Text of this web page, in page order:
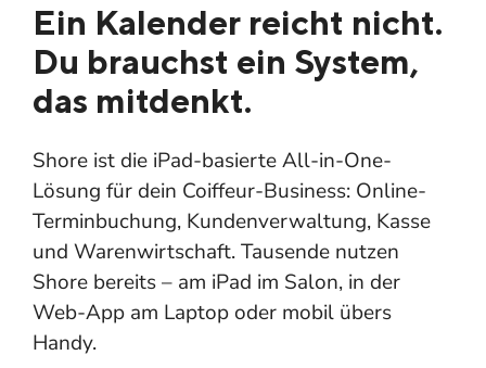
Ein Kalender reicht nicht.
Du brauchst ein System,
das mitdenkt.
Shore ist die iPad-basierte All-in-One-
Lösung für dein Coiffeur-Business: Online-
Terminbuchung, Kundenverwaltung, Kasse
und Warenwirtschaft. Tausende nutzen
Shore bereits – am iPad im Salon, in der
Web-App am Laptop oder mobil übers
Handy.